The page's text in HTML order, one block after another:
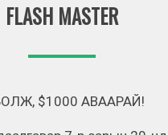
FLASH MASTER
$1000 АВААРАЙ!